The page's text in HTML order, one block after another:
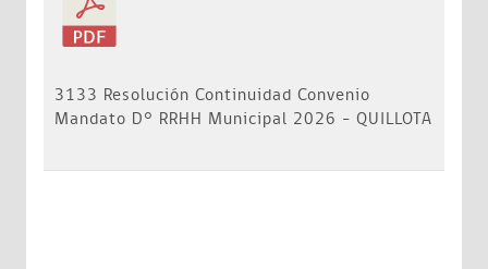
3133 Resolución Continuidad Convenio
Mandato D° RRHH Municipal 2026 - QUILLOTA